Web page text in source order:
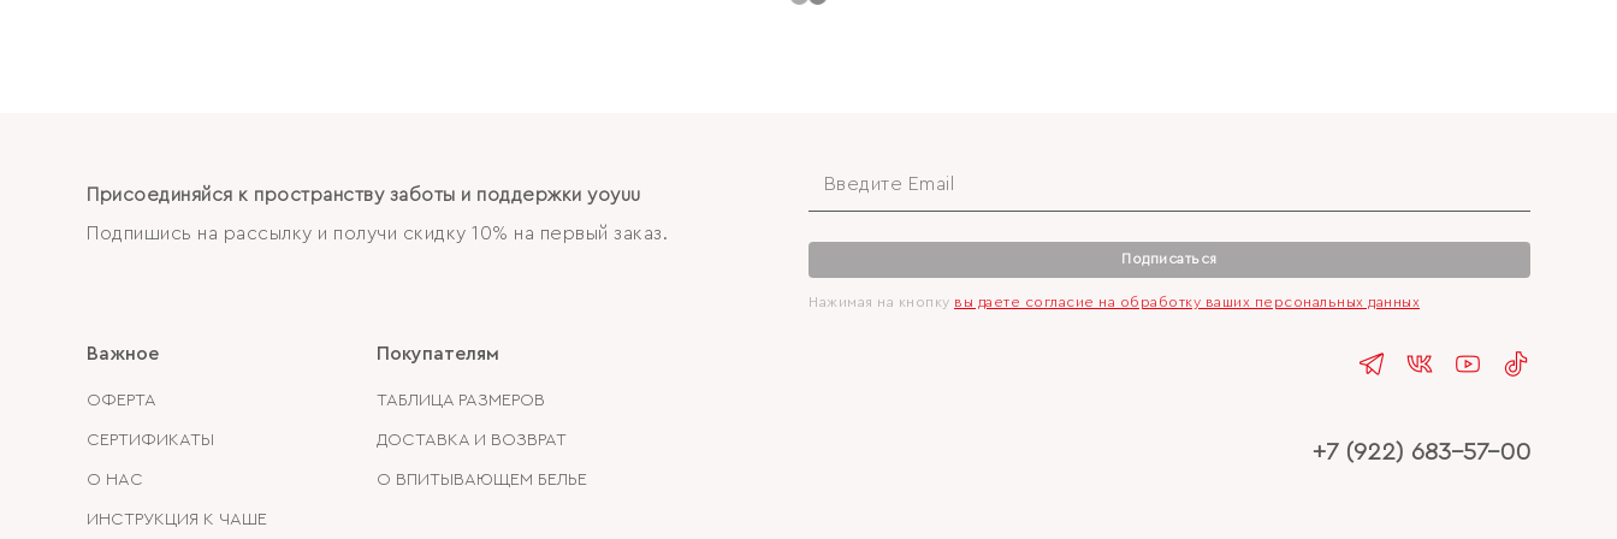
Присоединяйся к пространству заботы и поддержки yoyuu
Подпишись на рассылку и получи скидку 10% на первый заказ.
Подписаться
Нажимая на кнопку вы даете согласие на обработку ваших персональных данных
Важное
ОФЕРТА
СЕРТИФИКАТЫ
О НАС
ИНСТРУКЦИЯ К ЧАШЕ
Покупателям
ТАБЛИЦА РАЗМЕРОВ
ДОСТАВКА И ВОЗВРАТ
О ВПИТЫВАЮЩЕМ БЕЛЬЕ
+7 (922) 683-57-00